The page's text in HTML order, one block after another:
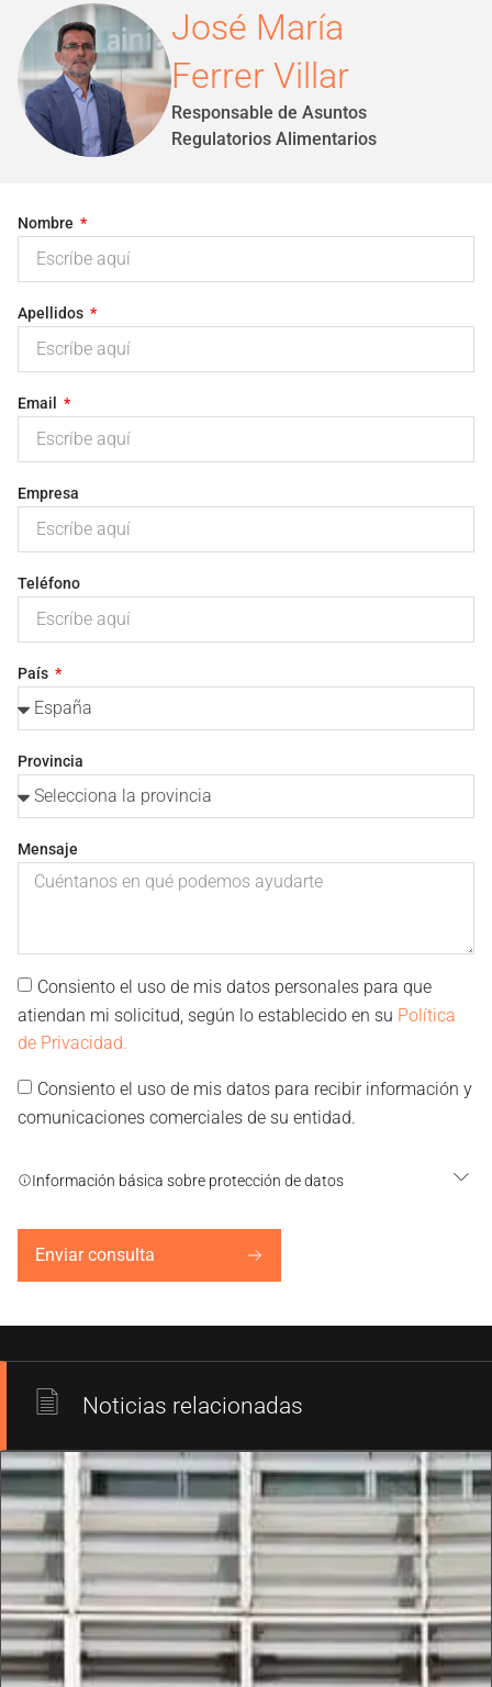
José María
Ferrer Villar
Responsable de Asuntos
Regulatorios Alimentarios
Nombre
Apellidos
Email
Empresa
Teléfono
País
Provincia
Mensaje
Consiento el uso de mis datos personales para que
atiendan mi solicitud, según lo establecido en su Política
de Privacidad.
Consiento el uso de mis datos para recibir información y
comunicaciones comerciales de su entidad.
Información básica sobre protección de datos
Enviar consulta
Noticias relacionadas